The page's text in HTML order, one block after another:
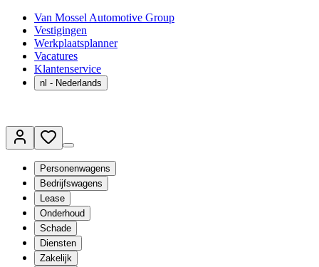
Van Mossel Automotive Group
Vestigingen
Werkplaatsplanner
Vacatures
Klantenservice
nl - Nederlands
Personenwagens
Bedrijfswagens
Lease
Onderhoud
Schade
Diensten
Zakelijk